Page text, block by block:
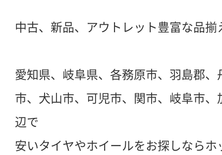
中古、新品、アウトレット豊富な品揃
愛知県、岐阜県、各務原市、羽島郡
市、犬山市、可児市、関市、岐阜市
辺で
安いタイヤやホイールをお探しなら